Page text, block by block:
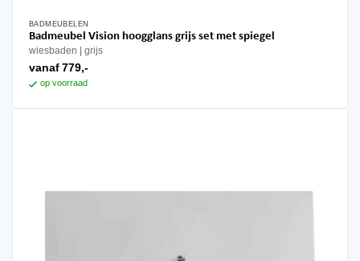
BADMEUBELEN
Badmeubel Vision hoogglans grijs set met spiegel
wiesbaden grijs
vanaf 779,-
op voorraad
Dit
product